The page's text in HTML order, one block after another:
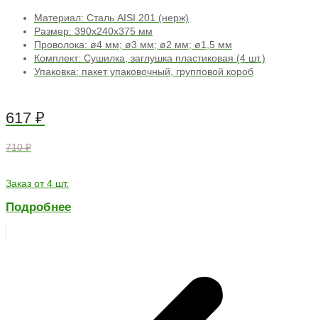
Материал: Сталь AISI 201 (нерж)
Размер: 390х240х375 мм
Проволока: ø4 мм; ø3 мм; ø2 мм; ø1,5 мм
Комплект: Сушилка, заглушка пластиковая (4 шт.)
Упаковка: пакет упаковочный, групповой короб
617 ₽
710 ₽
Заказ от 4 шт.
Подробнее